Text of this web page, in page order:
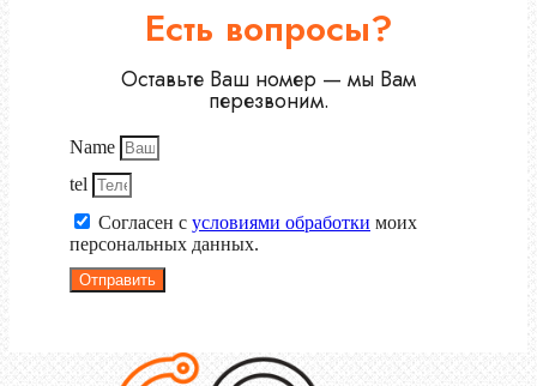
Есть вопросы?
Оставьте Ваш номер — мы Вам
перезвоним.
Name
tel
Согласен с условиями обработки моих
персональных данных.
Отправить